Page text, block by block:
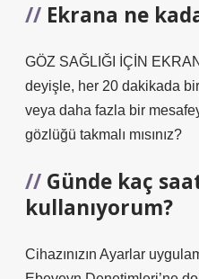
Ekrana ne
GÖZ SAĞLIĞI İÇİN
deyişle, her 20 dakikada
veya daha fazla bir
gözlüğü takmalı mısınız?
Günde kaç
kullanıyorum?
Cihazınızın Ayarlar